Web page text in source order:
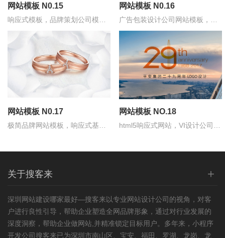
网站模板 N0.15
响应式模板，品牌策划公司模
板，导航栏色彩搭配比较有视觉
冲击力
网站模板 N0.16
广告包装设计公司网站模板，比
较个性化的设计，纯PC版
网站模板 N0.17
极简品牌网站模板，响应式基础
网站模板 NO.18
html5响应式网站，VI设计公司基
关于搜客来 +
深圳 网站建设哪家最好—搜客来以专业网站设计公司的视角，对客
户进行良性引导，帮助企业塑造全网品牌形象，通过对行业发展的
深度洞察，帮助企业做网站,并精准锁定目标用户。多年来，小程序
开发公司搜客来已为深圳市南山区、宝安、福田、罗湖、龙岗、龙